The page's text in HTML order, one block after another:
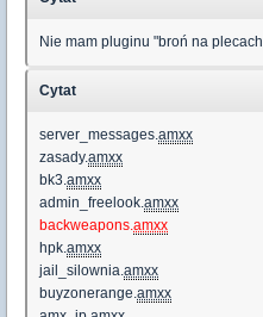
Nie mam pluginu "broń na plecach
Cytat
server_messages.amxx
zasady.amxx
bk3.amxx
admin_freelook.amxx
backweapons.amxx
hpk.amxx
jail_silownia.amxx
buyzonerange.amxx